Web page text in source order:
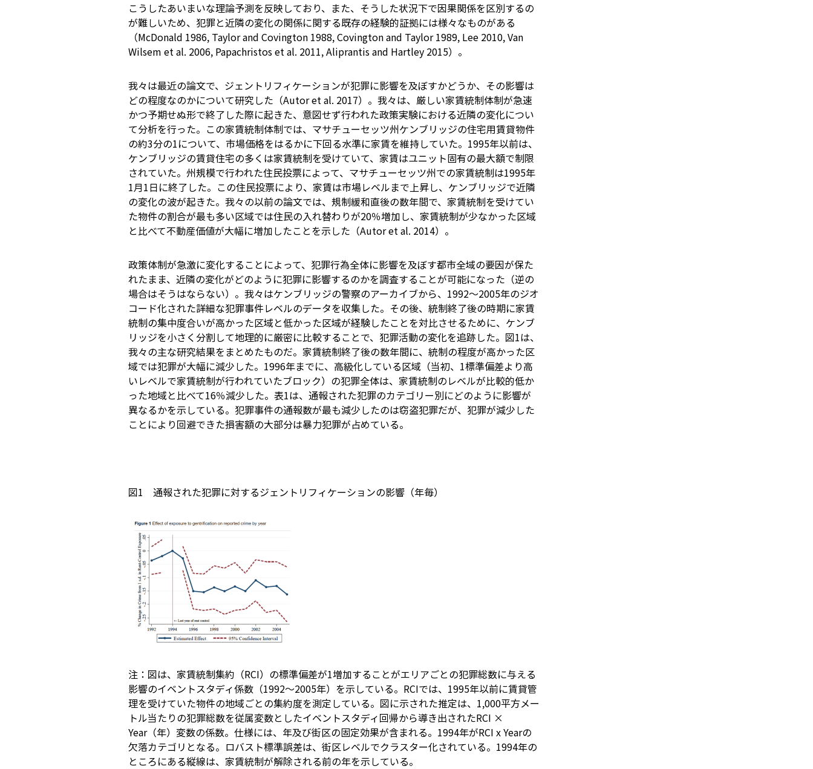
こうしたあいまいな理論予測を反映しており、また、そうした状況下で因果関係を区別するの
が難しいため、犯罪と近隣の変化の関係に関する既存の経験的証拠には様々なものがある
（McDonald 1986, Taylor and Covington 1988, Covington and Taylor 1989, Lee 2010, Van
Wilsem et al. 2006, Papachristos et al. 2011, Aliprantis and Hartley 2015）。
我々は最近の論文で、ジェントリフィケーションが犯罪に影響を及ぼすかどうか、その影響は
どの程度なのかについて研究した（Autor et al. 2017）。我々は、厳しい家賃統制体制が急速
かつ予期せぬ形で終了した際に起きた、意図せず行われた政策実験における近隣の変化につい
て分析を行った。この家賃統制体制では、マサチューセッツ州ケンブリッジの住宅用賃貸物件
の約3分の1について、市場価格をはるかに下回る水準に家賃を維持していた。1995年以前は、
ケンブリッジの賃貸住宅の多くは家賃統制を受けていて、家賃はユニット固有の最大額で制限
されていた。州規模で行われた住民投票によって、マサチューセッツ州での家賃統制は1995年
1月1日に終了した。この住民投票により、家賃は市場レベルまで上昇し、ケンブリッジで近隣
の変化の波が起きた。我々の以前の論文では、規制緩和直後の数年間で、家賃統制を受けてい
た物件の割合が最も多い区域では住民の入れ替わりが20％増加し、家賃統制が少なかった区域
と比べて不動産価値が大幅に増加したことを示した（Autor et al. 2014）。
政策体制が急激に変化することによって、犯罪行為全体に影響を及ぼす都市全域の要因が保た
れたまま、近隣の変化がどのように犯罪に影響するのかを調査することが可能になった（逆の
場合はそうはならない）。我々はケンブリッジの警察のアーカイブから、1992～2005年のジオ
コード化された詳細な犯罪事件レベルのデータを収集した。その後、統制終了後の時期に家賃
統制の集中度合いが高かった区域と低かった区域が経験したことを対比させるために、ケンブ
リッジを小さく分割して地理的に厳密に比較することで、犯罪活動の変化を追跡した。図1は、
我々の主な研究結果をまとめたものだ。家賃統制終了後の数年間に、統制の程度が高かった区
域では犯罪が大幅に減少した。1996年までに、高級化している区域（当初、1標準偏差より高
いレベルで家賃統制が行われていたブロック）の犯罪全体は、家賃統制のレベルが比較的低か
った地域と比べて16％減少した。表1は、通報された犯罪のカテゴリー別にどのように影響が
異なるかを示している。犯罪事件の通報数が最も減少したのは窃盗犯罪だが、犯罪が減少した
ことにより回避できた損害額の大部分は暴力犯罪が占めている。
図1 通報された犯罪に対するジェントリフィケーションの影響（年毎）
注：図は、家賃統制集約（RCI）の標準偏差が1増加することがエリアごとの犯罪総数に与える
影響のイベントスタディ係数（1992～2005年）を示している。RCIでは、1995年以前に賃貸管
理を受けていた物件の地域ごとの集約度を測定している。図に示された推定は、1,000平方メー
トル当たりの犯罪総数を従属変数としたイベントスタディ回帰から導き出されたRCI ×
Year（年）変数の係数。仕様には、年及び街区の固定効果が含まれる。1994年がRCI x Yearの
欠落カテゴリとなる。ロバスト標準誤差は、街区レベルでクラスター化されている。1994年の
ところにある縦線は、家賃統制が解除される前の年を示している。